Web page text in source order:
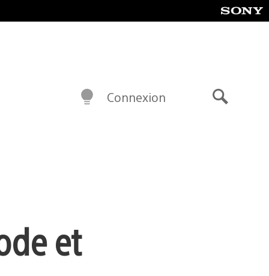
Connexion
et